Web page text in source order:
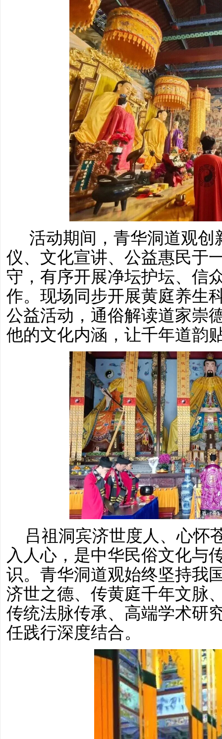
活动期间，青华洞道观
仪、文化宣讲、公益惠民于
守，有序开展净坛护坛、信
作。现场同步开展黄庭养生
公益活动，通俗解读道家崇
他的文化内涵，让千年道韵
吕祖洞宾济世度人、心怀
入人心，是中华民俗文化与
识。青华洞道观始终坚持我
济世之德、传黄庭千年文脉
传统法脉传承、高端学术研
任践行深度结合。